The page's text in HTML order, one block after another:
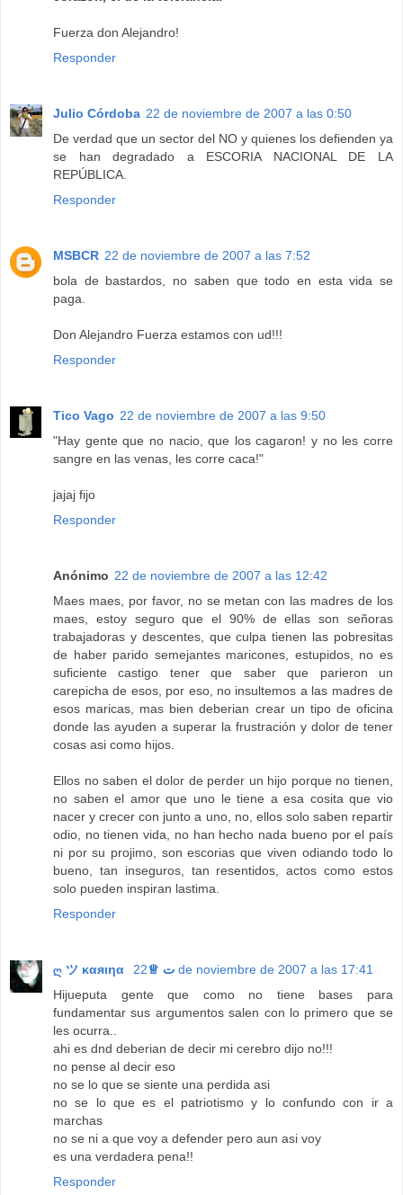
Fuerza don Alejandro!
Responder
Julio Córdoba 22 de noviembre de 2007 a las 0:50
De verdad que un sector del NO y quienes los defienden ya
se han degradado a ESCORIA NACIONAL DE LA
REPÚBLICA.
Responder
MSBCR 22 de noviembre de 2007 a las 7:52
bola de bastardos, no saben que todo en esta vida se
paga.
Don Alejandro Fuerza estamos con ud!!!
Responder
Tico Vago 22 de noviembre de 2007 a las 9:50
"Hay gente que no nacio, que los cagaron! y no les corre
sangre en las venas, les corre caca!"
jajaj fijo
Responder
Anónimo 22 de noviembre de 2007 a las 12:42
Maes maes, por favor, no se metan con las madres de los
maes, estoy seguro que el 90% de ellas son señoras
trabajadoras y descentes, que culpa tienen las pobresitas
de haber parido semejantes maricones, estupidos, no es
suficiente castigo tener que saber que parieron un
carepicha de esos, por eso, no insultemos a las madres de
esos maricas, mas bien deberian crear un tipo de oficina
donde las ayuden a superar la frustración y dolor de tener
cosas asi como hijos.
Ellos no saben el dolor de perder un hijo porque no tienen,
no saben el amor que uno le tiene a esa cosita que vio
nacer y crecer con junto a uno, no, ellos solo saben repartir
odio, no tienen vida, no han hecho nada bueno por el país
ni por su projimo, son escorias que viven odiando todo lo
bueno, tan inseguros, tan resentidos, actos como estos
solo pueden inspiran lastima.
Responder
ღ ツ καяιηα ت ♕ 22 de noviembre de 2007 a las 17:41
Hijueputa gente que como no tiene bases para
fundamentar sus argumentos salen con lo primero que se
les ocurra..
ahi es dnd deberian de decir mi cerebro dijo no!!!
no pense al decir eso
no se lo que se siente una perdida asi
no se lo que es el patriotismo y lo confundo con ir a
marchas
no se ni a que voy a defender pero aun asi voy
es una verdadera pena!!
Responder